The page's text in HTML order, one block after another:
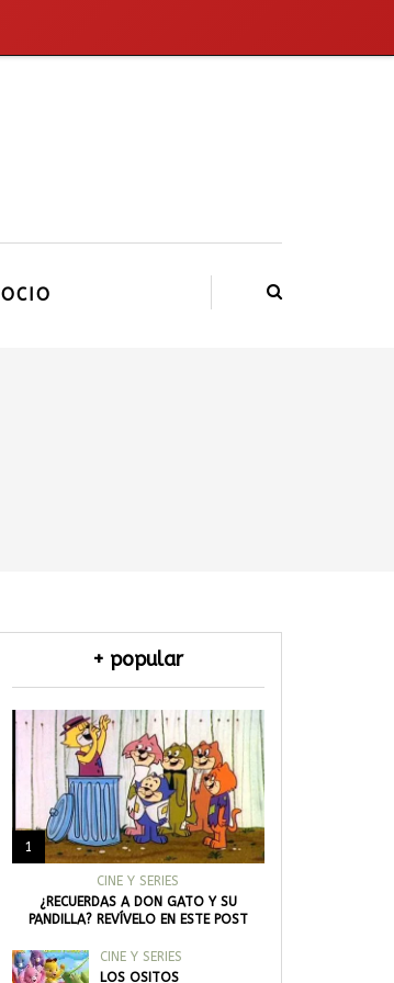
OCIO
+ popular
1
CINE Y SERIES
¿RECUERDAS A DON GATO Y SU
PANDILLA? REVÍVELO EN ESTE POST
CINE Y SERIES
LOS OSITOS